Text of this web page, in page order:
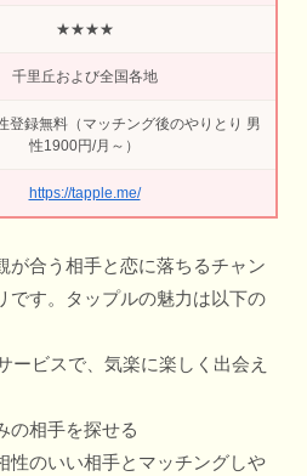
★★★★
千里丘および全国各地
登録無料（マッチング後のやりとり 男
性1900円/月～）
https://tapple.me/
が合う相手と恋に落ちるチャン
です。タップルの魅力は以下の
ービスで、気楽に楽しく出会え
の相手を探せる
性のいい相手とマッチングしや